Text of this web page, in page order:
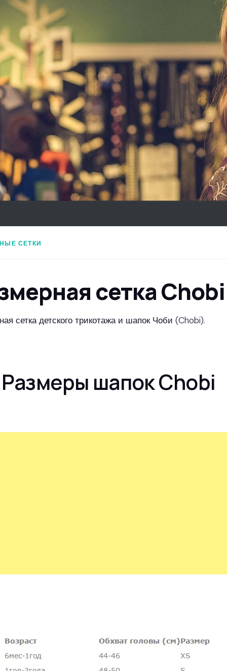
СЕТКИ
сетка Chobi
сетка детского трикотажа и шапок Чоби (Chobi).
Размеры шапок Chobi